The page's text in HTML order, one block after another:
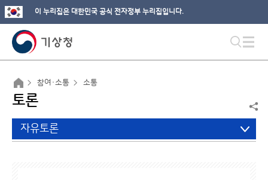
이 누리집은 대한민국 공식 전자정부 누리집입니다.
참여·소통 소통
토론
자유토론